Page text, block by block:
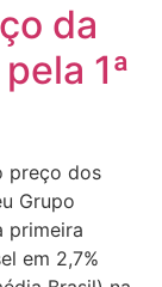
da
1ª
preço dos
Grupo
primeira
em 2,7%